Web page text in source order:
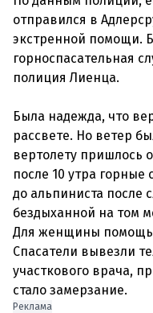
отправился в
экстренной помощи.
горноспасательная
полиция Лиенца.
Была надежда, что
рассвете. Но ветер
вертолету пришлось
после 10 утра горные
до альпиниста после
бездыханной на том
Для женщины помощь
Спасатели вывезли
участкового врача,
стало замерзание.
Реклама